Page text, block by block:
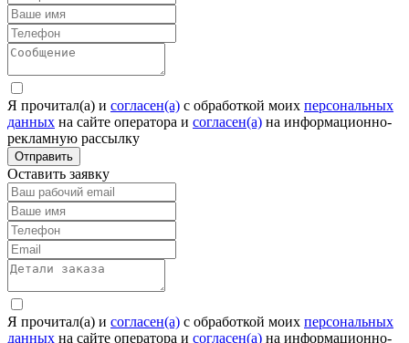
Я прочитал(а) и согласен(а) c обработкой моих персональных
данных на сайте оператора и согласен(а) на информационно-
рекламную рассылку
Отправить
Оставить заявку
Я прочитал(а) и согласен(а) c обработкой моих персональных
данных на сайте оператора и согласен(а) на информационно-